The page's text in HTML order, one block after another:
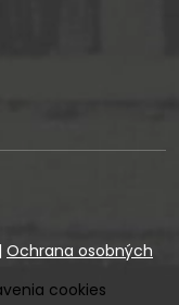
| Ochrana osobných
cookies